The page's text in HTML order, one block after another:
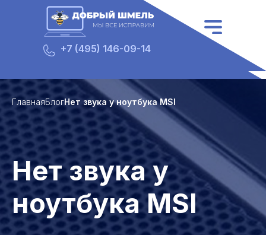
+7 (495) 146-09-14
ГлавнаяБлогНет звука у ноутбука MSI
Нет звука у
ноутбука MSI